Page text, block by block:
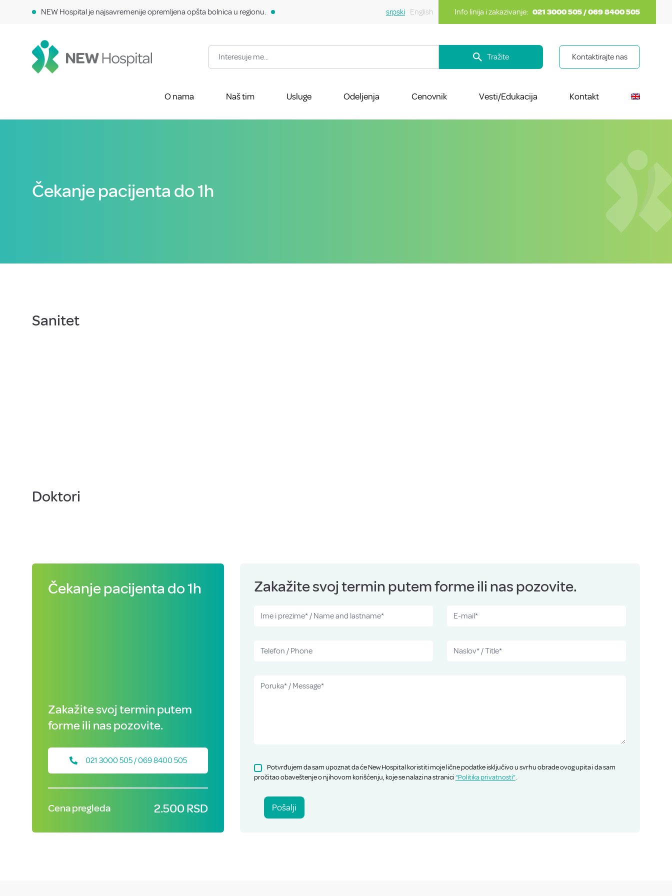
NEW Hospital je najsavremenije opremljena opšta bolnica u regionu. srpski English Info linija i zakazivanje: 021 3000 505 / 069 8400 505
Tražite Kontaktirajte nas
O nama Naš tim Usluge Odeljenja Cenovnik Vesti/Edukacija Kontakt
Čekanje pacijenta do 1h
Sanitet
Doktori
Čekanje pacijenta do 1h
Zakažite svoj termin putem
forme ili nas pozovite.
021 3000 505 / 069 8400 505
Cena pregleda 2.500 RSD
Zakažite svoj termin putem forme ili nas pozovite.
Potvrđujem da sam upoznat da će New Hospital koristiti moje lične podatke isključivo u svrhu obrade ovog upita i da sam
pročitao obaveštenje o njihovom korišćenju, koje se nalazi na stranici“Politika privatnosti”.
Pošalji